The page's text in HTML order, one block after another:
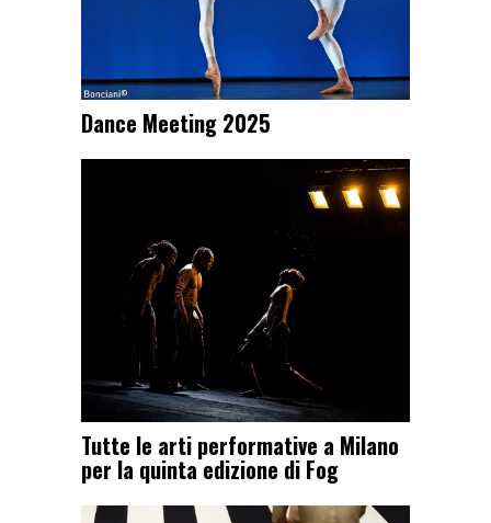
Dance Meeting 2025
Tutte le arti performative a Milano
per la quinta edizione di Fog